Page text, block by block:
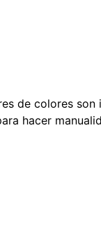
de colores
hacer